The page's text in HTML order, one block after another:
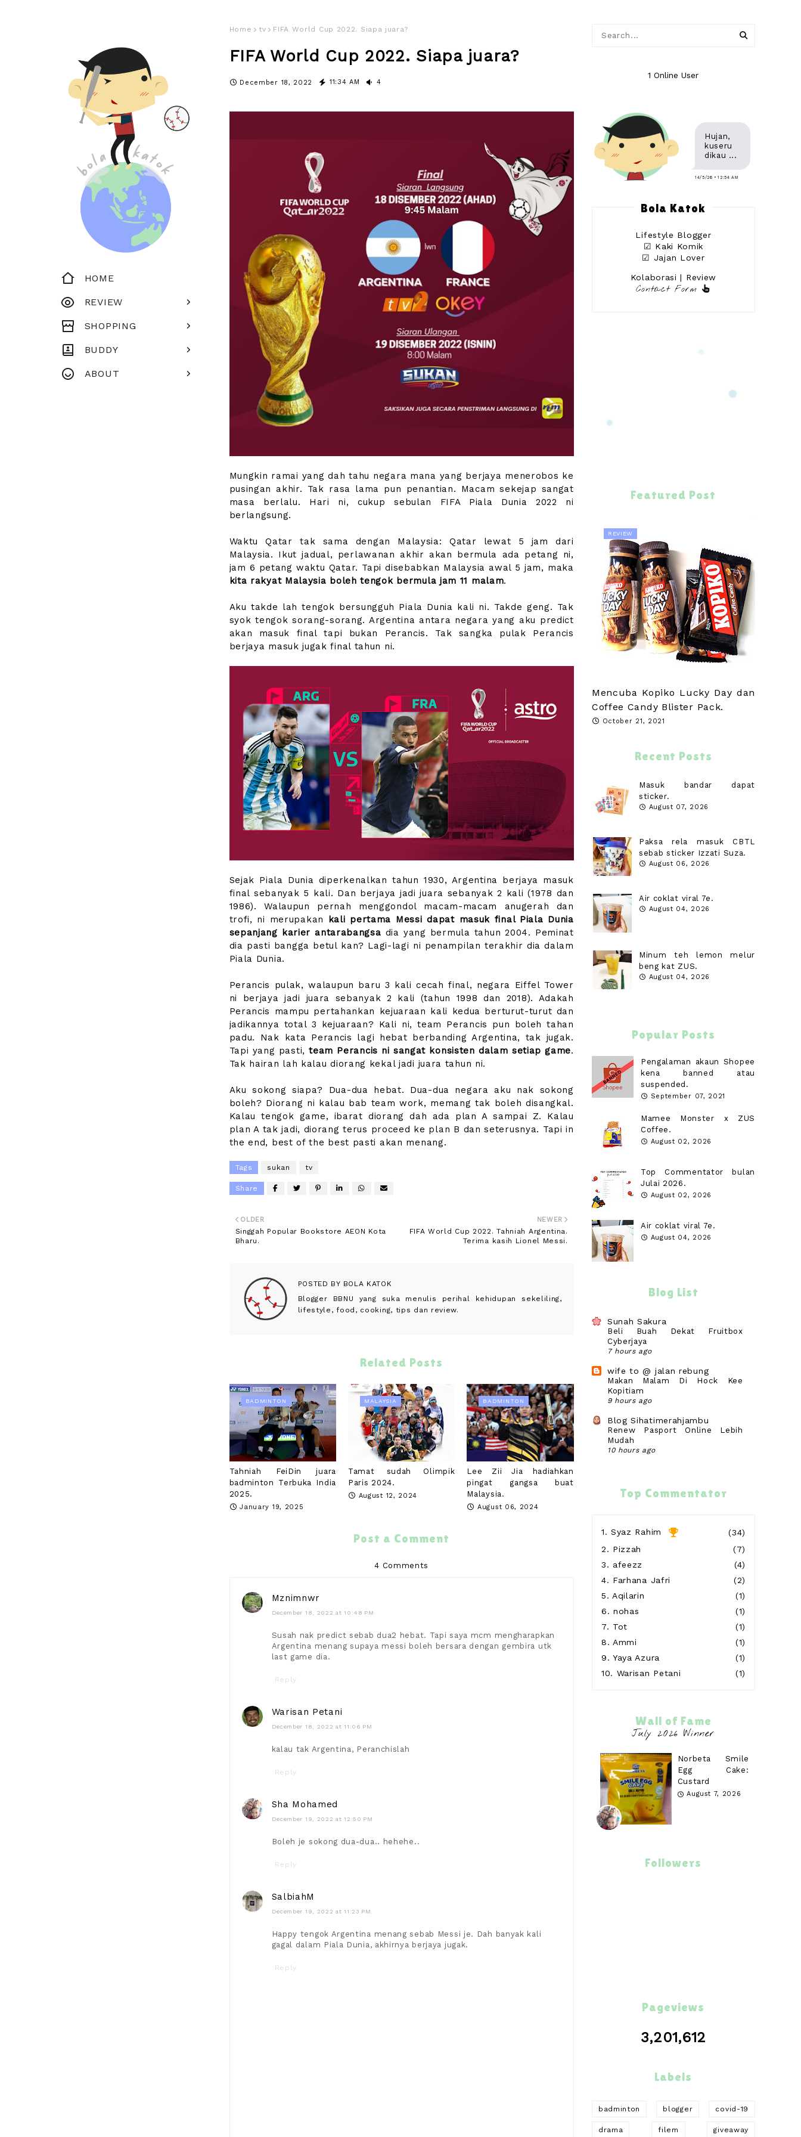
HOME
REVIEW
SHOPPING
BUDDY
ABOUT
Home tv FIFA World Cup 2022. Siapa juara?
FIFA World Cup 2022. Siapa juara?
December 18, 2022 11:34 AM 4
Mungkin ramai yang dah tahu negara mana yang berjaya menerobos ke
pusingan akhir. Tak rasa lama pun penantian. Macam sekejap sangat
masa berlalu. Hari ni, cukup sebulan FIFA Piala Dunia 2022 ni
berlangsung.
Waktu Qatar tak sama dengan Malaysia: Qatar lewat 5 jam dari
Malaysia. Ikut jadual, perlawanan akhir akan bermula ada petang ni,
jam 6 petang waktu Qatar. Tapi disebabkan Malaysia awal 5 jam, maka
kita rakyat Malaysia boleh tengok bermula jam 11 malam.
Aku takde lah tengok bersungguh Piala Dunia kali ni. Takde geng. Tak
syok tengok sorang-sorang. Argentina antara negara yang aku predict
akan masuk final tapi bukan Perancis. Tak sangka pulak Perancis
berjaya masuk jugak final tahun ni.
Sejak Piala Dunia diperkenalkan tahun 1930, Argentina berjaya masuk
final sebanyak 5 kali. Dan berjaya jadi juara sebanyak 2 kali (1978 dan
1986). Walaupun pernah menggondol macam-macam anugerah dan
trofi, ni merupakan
kali pertama Messi dapat masuk final Piala Dunia
sepanjang karier antarabangsa dia yang bermula tahun 2004. Peminat
dia pasti bangga betul kan? Lagi-lagi ni penampilan terakhir dia dalam
Piala Dunia.
Perancis pulak, walaupun baru 3 kali cecah final, negara Eiffel Tower
ni berjaya jadi juara sebanyak 2 kali (tahun 1998 dan 2018). Adakah
Perancis mampu pertahankan kejuaraan kali kedua berturut-turut dan
jadikannya total 3 kejuaraan? Kali ni, team Perancis pun boleh tahan
padu. Nak kata Perancis lagi hebat berbanding Argentina, tak jugak.
Tapi yang pasti,team Perancis ni sangat konsisten dalam setiap game.
Tak hairan lah kalau diorang kekal jadi juara tahun ni.
Aku sokong siapa? Dua-dua hebat. Dua-dua negara aku nak sokong
boleh? Diorang ni kalau bab team work, memang tak boleh disangkal.
Kalau tengok game, ibarat diorang dah ada plan A sampai Z. Kalau
plan A tak jadi, diorang terus proceed ke plan B dan seterusnya. Tapi in
the end, best of the best pasti akan menang.
Tags sukan tv
Share
NEWER
FIFA World Cup 2022. Tahniah Argentina.
Terima kasih Lionel Messi.
OLDER
Singgah Popular Bookstore AEON Kota
Bharu.
POSTED BYBOLA KATOK
Blogger BBNU yang suka menulis perihal kehidupan sekeliling,
lifestyle, food, cooking, tips dan review.
Related Posts
BADMINTON
Tahniah FeiDin juara
badminton Terbuka India
2025.
January 19, 2025
MALAYSIA
Tamat sudah Olimpik
Paris 2024.
August 12, 2024
BADMINTON
Lee Zii Jia hadiahkan
pingat gangsa buat
Malaysia.
August 06, 2024
Post a Comment
4 Comments
Mznimnwr
December 18, 2022 at 10:48 PM
Susah nak predict sebab dua2 hebat. Tapi saya mcm mengharapkan
Argentina menang supaya messi boleh bersara dengan gembira utk
last game dia.
Reply
Warisan Petani
December 18, 2022 at 11:06 PM
kalau tak Argentina, Peranchislah
Reply
Sha Mohamed
December 19, 2022 at 12:50 PM
Boleh je sokong dua-dua.. hehehe..
Reply
SalbiahM
December 19, 2022 at 11:23 PM
Happy tengok Argentina menang sebab Messi je. Dah banyak kali
gagal dalam Piala Dunia, akhirnya berjaya jugak.
Reply
1 Online User
Hujan,
kuseru
dikau ...
14/5/26 • 12:54 AM
Bola Katok
Lifestyle Blogger
☑ Kaki Komik
☑ Jajan Lover
Kolaborasi | Review
Contact Form
Featured Post
REVIEW
Mencuba Kopiko Lucky Day dan
Coffee Candy Blister Pack.
October 21, 2021
Recent Posts
Masuk bandar dapat
sticker.
August 07, 2026
Paksa rela masuk CBTL
sebab sticker Izzati Suza.
August 06, 2026
Air coklat viral 7e.
August 04, 2026
Minum teh lemon melur
beng kat ZUS.
August 04, 2026
Popular Posts
Pengalaman akaun Shopee
kena banned atau
suspended.
September 07, 2021
Mamee Monster x ZUS
Coffee.
August 02, 2026
Top Commentator bulan
Julai 2026.
August 02, 2026
Air coklat viral 7e.
August 04, 2026
Blog List
Sunah Sakura
Beli Buah Dekat Fruitbox
Cyberjaya
7 hours ago
wife to @ jalan rebung
Makan Malam Di Hock Kee
Kopitiam
9 hours ago
Blog Sihatimerahjambu
Renew Pasport Online Lebih
Mudah
10 hours ago
16 hours ago
17 hours ago
Top Commentator
1. Syaz Rahim
(34)
2. Pizzah
(7)
3. afeezz
(4)
4. Farhana Jafri
(2)
5. Aqilarin
(1)
6. nohas
(1)
7. Tot
(1)
8. Ammi
(1)
9. Yaya Azura
(1)
10. Warisan Petani (1)
Wall of Fame
Norbeta Smile
Egg Cake:
Custard
August 7, 2026
Followers
Pageviews
3,201,612
Labels
badminton blogger covid-19
drama filem giveaway